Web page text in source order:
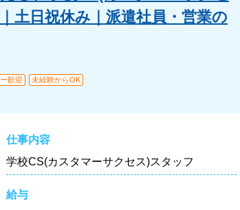
土日祝休み｜派遣社員・営業の
歓迎 未経験からOK
仕事内容
学校CS(カスタマーサクセス)スタッフ
給与